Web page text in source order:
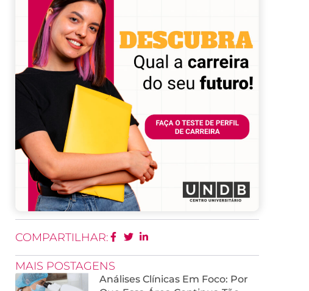
COMPARTILHAR:
MAIS POSTAGENS
Análises Clínicas Em Foco: Por